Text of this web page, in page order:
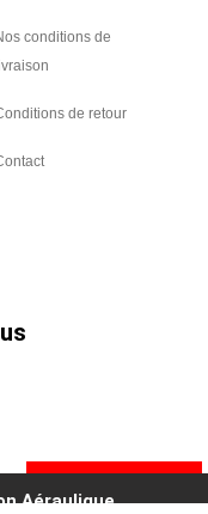
conditions de
de retour
Aéraulique